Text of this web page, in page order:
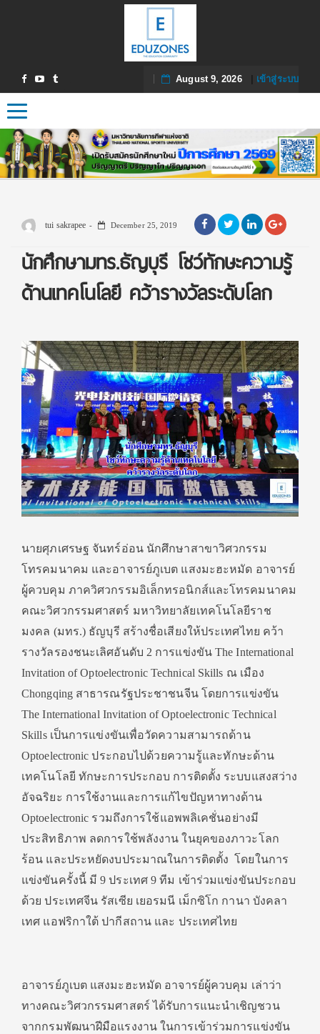
August 9, 2026| เข้าสู่ระบบ
Toggle navigation
tui sakrapee December 25, 2019
นักศึกษามทร.ธัญบุรี โชว์ทักษะความรู้
ด้านเทคโนโลยี คว้ารางวัลระดับโลก
นายศุภเศรษฐ จันทร์อ่อน นักศึกษาสาขาวิศวกรรม
โทรคมนาคม และอาจารย์ภูเบต แสงมะฮะหมัด อาจารย์
ผู้ควบคุม ภาควิศวกรรมอิเล็กทรอนิกส์และโทรคมนาคม
คณะวิศวกรรมศาสตร์ มหาวิทยาลัยเทคโนโลยีราช
มงคล (มทร.) ธัญบุรี สร้างชื่อเสียงให้ประเทศไทย คว้า
รางวัลรองชนะเลิศอันดับ 2 การแข่งขัน The International
Invitation of Optoelectronic Technical Skills ณ เมือง
Chongqing สาธารณรัฐประชาชนจีน โดยการแข่งขัน
The International Invitation of Optoelectronic Technical
Skills เป็นการแข่งขันเพื่อวัดความสามารถด้าน
Optoelectronic ประกอบไปด้วยความรู้และทักษะด้าน
เทคโนโลยี ทักษะการประกอบ การติดตั้ง ระบบแสงสว่าง
อัจฉริยะ การใช้งานและการแก้ไขปัญหาทางด้าน
Optoelectronic รวมถึงการใช้แอพพลิเคชั่นอย่างมี
ประสิทธิภาพ ลดการใช้พลังงาน ในยุคของภาวะโลก
ร้อน และประหยัดงบประมาณในการติดตั้ง โดยในการ
แข่งขันครั้งนี้ มี 9 ประเทศ 9 ทีม เข้าร่วมแข่งขันประกอบ
ด้วย ประเทศจีน รัสเซีย เยอรมนี เม็กซิโก กานา บังคลา
เทศ แอฟริกาใต้ ปากีสถาน และ ประเทศไทย
อาจารย์ภูเบต แสงมะฮะหมัด อาจารย์ผู้ควบคุม เล่าว่า
ทางคณะวิศวกรรมศาสตร์ ได้รับการแนะนำเชิญชวน
จากกรมพัฒนาฝีมือแรงงาน ในการเข้าร่วมการแข่งขัน